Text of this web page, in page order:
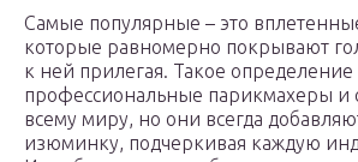
Самые популярные – это
которые равномерно покрывают
к ней прилегая. Такое
профессиональные парикмахеры и
всему миру, но они всегда
изюминку, подчеркивая каждую